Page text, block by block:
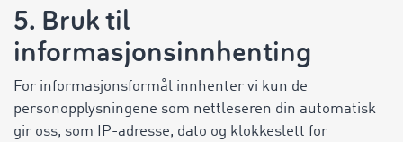
5. Bruk til
informasjonsinnhenting
For informasjonsformål innhenter vi kun de
personopplysningene som nettleseren din automatisk
gir oss, som IP-adresse, dato og klokkeslett for